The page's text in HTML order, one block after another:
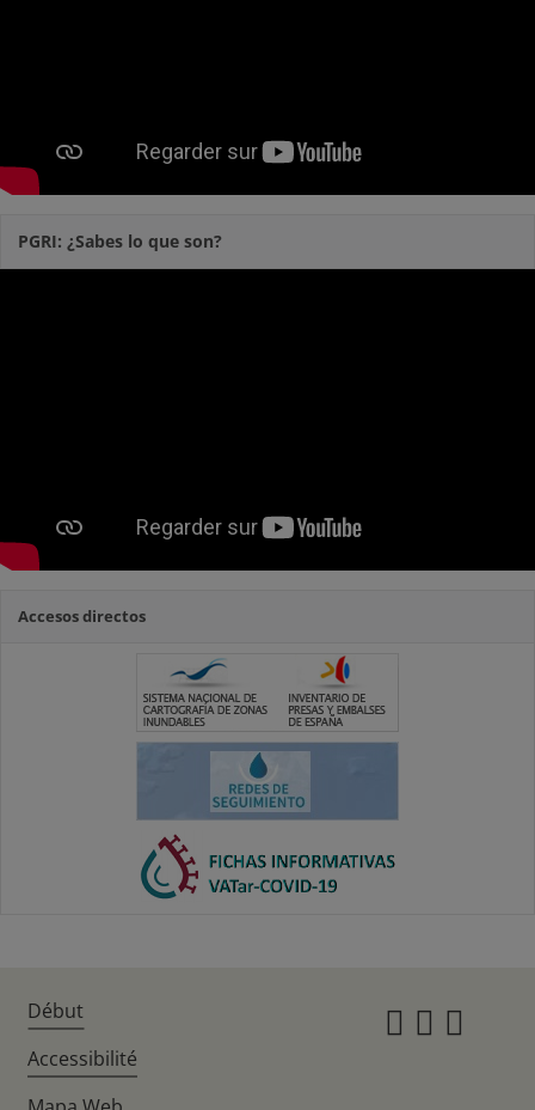
PGRI: ¿Sabes lo que son?
Accesos directos
Début
Accessibilité